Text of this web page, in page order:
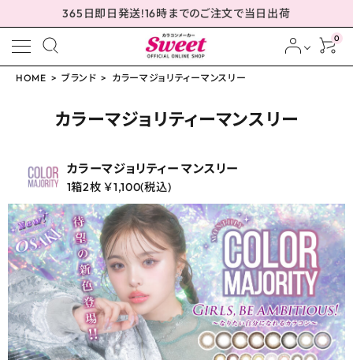
365日即日発送!16時までのご注文で当日出荷
0
meeting_room ログイン person 会員登録
配送方法について
発送について
お支払い方法について
お買い物ガイド
お問い合わせ
HOME ブランド カラーマジョリティーマンスリー
カラーマジョリティーマンスリー
カラーマジョリティー マンスリー
1箱2枚 ￥1,100(税込)